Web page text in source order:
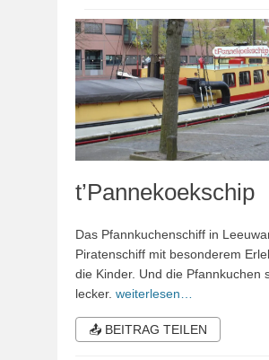
t’Pannekoekschip
Das Pfannkuchenschiff in
Piratenschiff mit besonderem
die Kinder. Und die Pfannkuchen
lecker. weiterlesen…
📤 BEITRAG TEILEN